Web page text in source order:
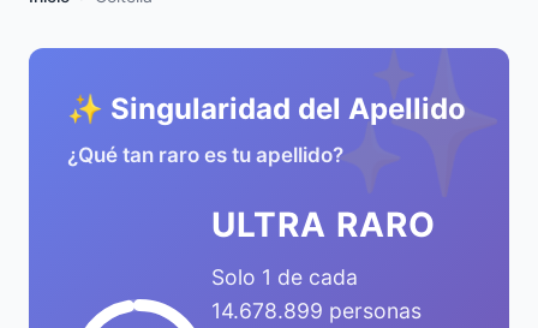
✨
✨ Singularidad del Apellido
¿Qué tan raro es tu apellido?
ULTRA RARO
Solo 1 de cada
14.678.899 personas